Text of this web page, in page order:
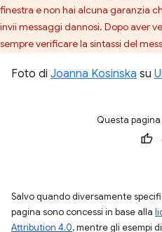
finestra e non hai alcuna garanzia
invii messaggi dannosi. Dopo aver
sempre verificare la sintassi del
Foto di Joanna Kosinska su
Questa
Salvo quando diversamente
pagina sono concessi in base alla
Attribution 4.0, mentre gli esempi